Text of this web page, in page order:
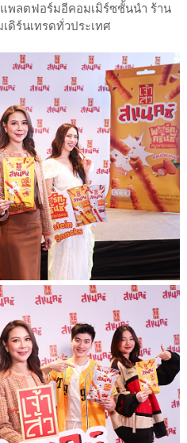
พลตฟอร์มอีคอมเมิร์ซชั้นนำ ร้าน
ดิร์นเทรดทั่วประเทศ